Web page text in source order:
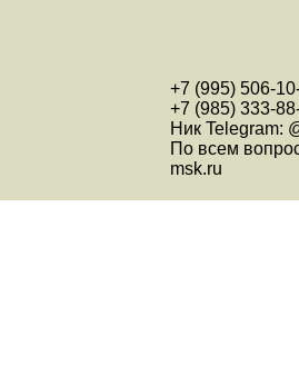
+7 (995) 506-
+7 (985) 333-
Ник Telegram:
По всем
msk.ru